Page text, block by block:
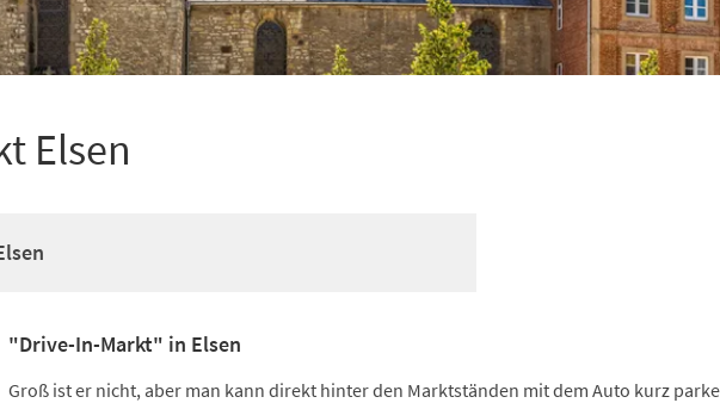
Elsen
"Drive-In-Markt" in Elsen
Groß ist er nicht, aber man kann direkt hinter den Marktständen mit dem Auto kurz